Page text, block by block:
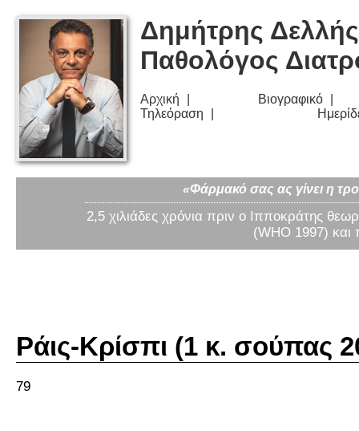
Δημήτρης
Παθολόγος
Αρχική
Βιογραφικό
Τηλεόραση
«Φάρμακό σας ας γίνει η
2,5 χιλιάδες χρόνια πριν ο Ιπποκράτης
(WHO 1997) και
Ράις-Κρίσπι (1 κ. σούπας
79